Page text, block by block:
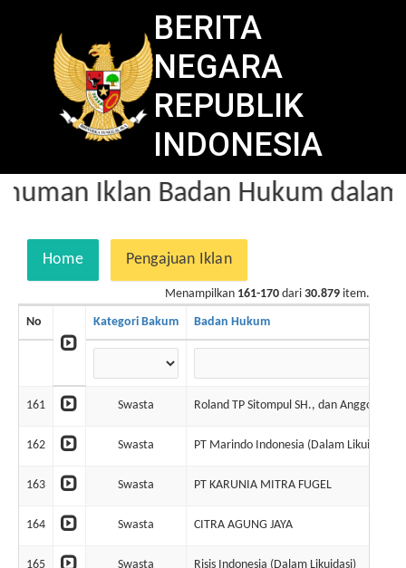
BERITA
NEGARA
REPUBLIK
INDONESIA
Iklan Badan Hukum dalam
Home Pengajuan Iklan
Menampilkan 161-170 dari 30.879 item.
No Kategori Bakum Badan Hukum
161 Swasta Roland TP Sitompul SH., dan Anggoro
162 Swasta PT Marindo Indonesia (Dalam Likuidasi)
163 Swasta PT KARUNIA MITRA FUGEL
164 Swasta CITRA AGUNG JAYA
165 Swasta Risis Indonesia (Dalam Likuidasi)